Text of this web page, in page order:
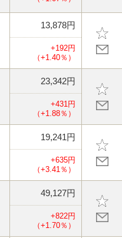
13,878円
+192円
（+1.40％）
23,342円
+431円
（+1.88％）
19,241円
+635円
（+3.41％）
49,127円
+822円
（+1.70％）